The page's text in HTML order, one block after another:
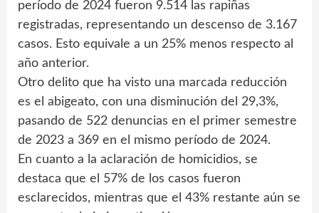
período de 2024 fueron 9.514 las rapiñas
registradas, representando un descenso de 3.167
casos. Esto equivale a un 25% menos respecto al
año anterior.
Otro delito que ha visto una marcada reducción
es el abigeato, con una disminución del 29,3%,
pasando de 522 denuncias en el primer semestre
de 2023 a 369 en el mismo período de 2024.
En cuanto a la aclaración de homicidios, se
destaca que el 57% de los casos fueron
esclarecidos, mientras que el 43% restante aún se